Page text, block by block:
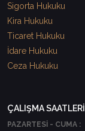
Sigorta Hukuku
Kira Hukuku
Ticaret Hukuku
İdare Hukuku
Ceza Hukuku
ÇALIŞMA SAATLERİ
PAZARTESİ - CUMA :